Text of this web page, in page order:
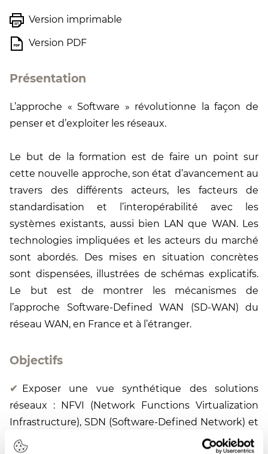
Version imprimable
Version PDF
Présentation
L’approche « Software » révolutionne la façon de
penser et d’exploiter les réseaux.
Le but de la formation est de faire un point sur
cette nouvelle approche, son état d’avancement au
travers des différents acteurs, les facteurs de
standardisation et l’interopérabilité avec les
systèmes existants, aussi bien LAN que WAN. Les
technologies impliquées et les acteurs du marché
sont abordés. Des mises en situation concrètes
sont dispensées, illustrées de schémas explicatifs.
Le but est de montrer les mécanismes de
l’approche Software-Defined WAN (SD-WAN) du
réseau WAN, en France et à l’étranger.
Objectifs
Exposer une vue synthétique des solutions
réseaux : NFVI (Network Functions Virtualization
Infrastructure), SDN (Software-Defined Network) et
leurs déclinaisons SD-WAN (Software-Defined